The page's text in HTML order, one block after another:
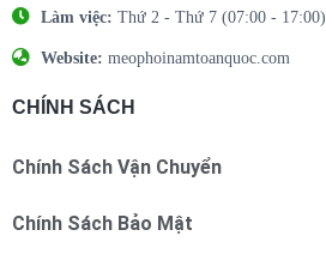
Làm việc: Thứ 2 - Thứ 7 (07:00 - 17:00)
Website: meophoinamtoanquoc.com
CHÍNH SÁCH
Chính Sách Vận Chuyển
Chính Sách Bảo Mật